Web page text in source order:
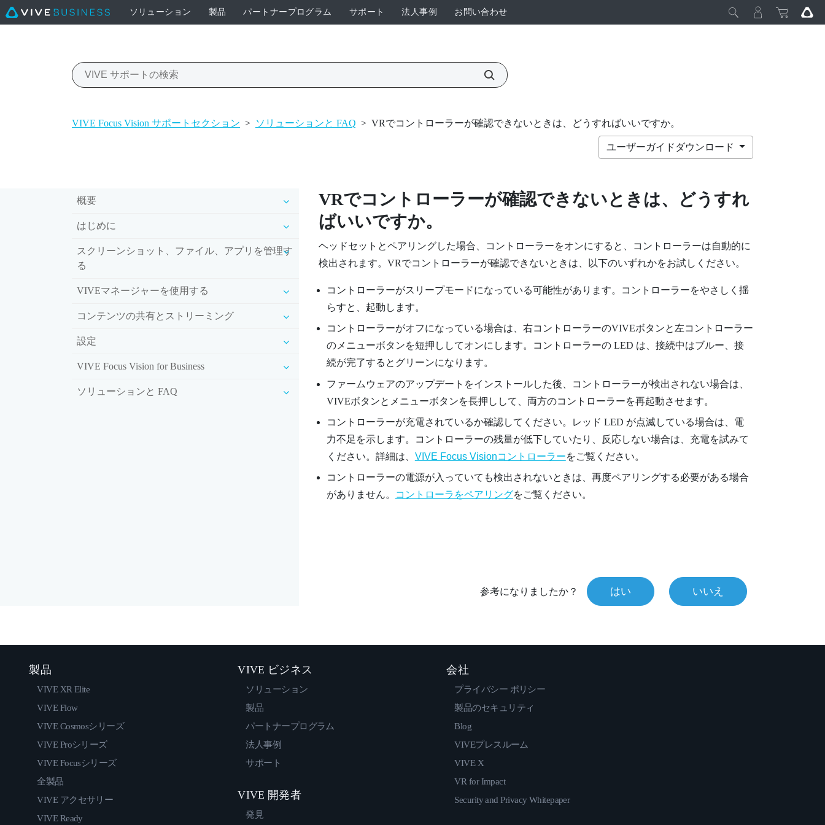
ソリューション 製品 パートナープログラム サポート 法人事例 お問い合わせ
VIVE Focus Vision サポートセクション > ソリューションと FAQ > VRでコントローラーが確認できないときは、どうすればいいですか。
ユーザーガイドダウンロード
概要
はじめに
スクリーンショット、ファイル、アプリを管理す
る
VIVEマネージャーを使用する
コンテンツの共有とストリーミング
設定
VIVE Focus Vision for Business
ソリューションと FAQ
VRでコントローラーが確認できないときは、どうすれ
ばいいですか。
ヘッドセットとペアリングした場合、コントローラーをオンにすると、コントローラーは自動的に
検出されます。VRでコントローラーが確認できないときは、以下のいずれかをお試しください。
コントローラーがスリープモードになっている可能性があります。コントローラーをやさしく揺
らすと、起動します。
コントローラーがオフになっている場合は、右コントローラーのVIVEボタンと左コントローラー
のメニューボタンを短押ししてオンにします。コントローラーの LED は、接続中はブルー、接
続が完了するとグリーンになります。
ファームウェアのアップデートをインストールした後、コントローラーが検出されない場合は、
VIVEボタンとメニューボタンを長押しして、両方のコントローラーを再起動させます。
コントローラーが充電されているか確認してください。レッド LED が点滅している場合は、電
力不足を示します。コントローラーの残量が低下していたり、反応しない場合は、充電を試みて
ください。詳細は、 VIVE Focus Visionコントローラーをご覧ください。
コントローラーの電源が入っていても検出されないときは、再度ペアリングする必要がある場合
がありません。
コントローラをペアリングをご覧ください。
参考になりましたか？ はい いいえ
製品
VIVE XR Elite
VIVE Flow
VIVE Cosmosシリーズ
VIVE Proシリーズ
VIVE Focusシリーズ
全製品
VIVE アクセサリー
VIVE Ready
VIVE ビジネス
ソリューション
製品
パートナープログラム
法人事例
サポート
VIVE 開発者
発見
会社
プライバシー ポリシー
製品のセキュリティ
Blog
VIVEプレスルーム
VIVE X
VR for Impact
Security and Privacy Whitepaper